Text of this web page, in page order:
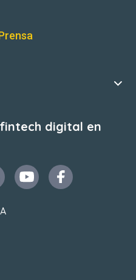
digital en